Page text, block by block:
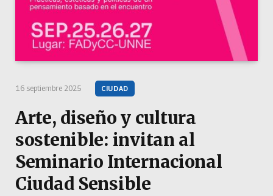
16 septiembre 2025 CIUDAD
Arte, diseño y cultura
sostenible: invitan al
Seminario Internacional
Ciudad Sensible